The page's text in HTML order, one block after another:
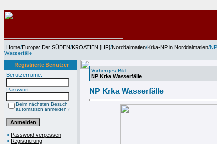
Home/Europa: Der SÜDEN/KROATIEN [HR]/Norddalmatien/Krka-NP in Norddalmatien/
Wasserfälle
Registrierte Benutzer
Benutzername:
Passwort:
Beim nächsten Besuch
automatisch anmelden?
» Password vergessen
» Registrierung
Vorheriges Bild:
NP Krka Wasserfälle
NP Krka Wasserfälle